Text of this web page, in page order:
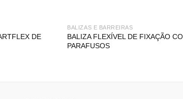
DE
BALIZAS E BARREIRAS
BALIZA FLEXÍVEL DE FIXAÇÃO
PARAFUSOS